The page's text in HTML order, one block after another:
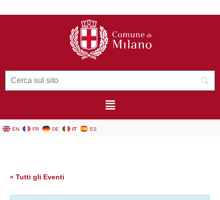
EN FR DE IT ES
« Tutti gli Eventi